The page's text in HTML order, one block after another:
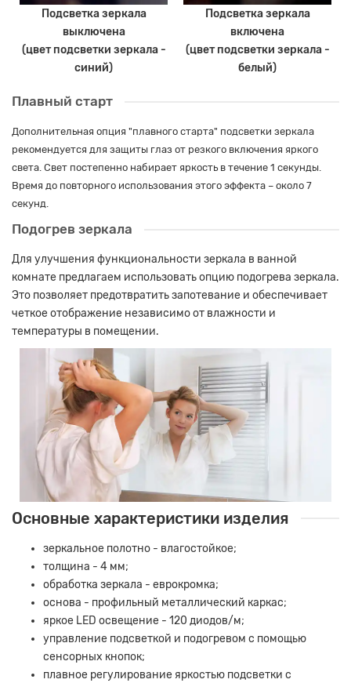
Подсветка зеркала
выключена
(цвет подсветки зеркала -
синий)
Подсветка зеркала
включена
(цвет подсветки зеркала -
белый)
Плавный старт
Дополнительная опция "плавного старта" подсветки зеркала
рекомендуется для защиты глаз от резкого включения яркого
света. Свет постепенно набирает яркость в течение 1 секунды.
Время до повторного использования этого эффекта – около 7
секунд.
Подогрев зеркала
Для улучшения функциональности зеркала в ванной
комнате предлагаем использовать опцию подогрева зеркала.
Это позволяет предотвратить запотевание и обеспечивает
четкое отображение независимо от влажности и
температуры в помещении.
Основные характеристики изделия
зеркальное полотно - влагостойкое;
толщина - 4 мм;
обработка зеркала - еврокромка;
основа - профильный металлический каркас;
яркое LED освещение - 120 диодов/м;
управление подсветкой и подогревом с помощью
сенсорных кнопок;
плавное регулирование яркостью подсветки с